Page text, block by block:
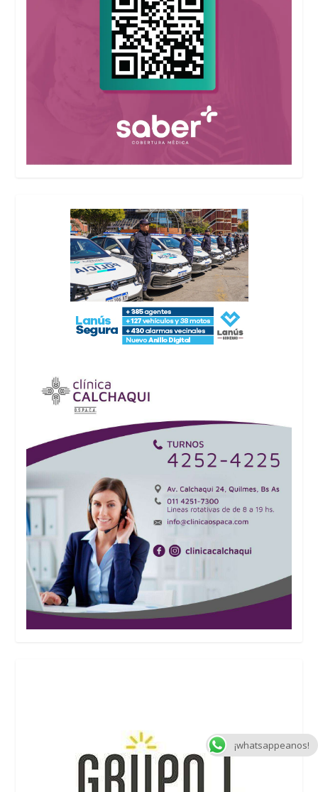
¡whatsappeanos!